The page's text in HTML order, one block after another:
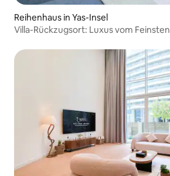
Reihenhaus in Yas-Insel
Villa-Rückzugsort: Luxus vom Feinsten